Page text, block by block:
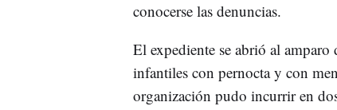
conocerse las denuncias.
El expediente se abrió al
infantiles con pernocta y con
organización pudo incurrir en